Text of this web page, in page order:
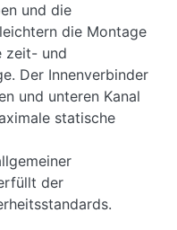
und die
die Montage
zeit- und
Der Innenverbinder
und unteren Kanal
statische
der